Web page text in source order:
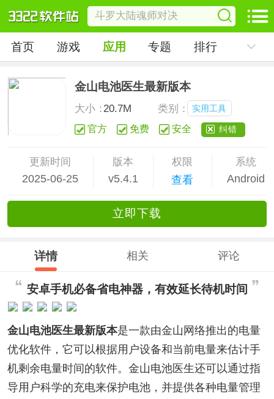
首页 游戏 应用 专题 排行
金山电池医生最新版本
大小：20.7M 类别： 实用工具
官方 免费 安全 纠错
更新时间
2025-06-25
版本
v5.4.1
权限
查看
系统
Android
立即下载
详情 相关 评论
安卓手机必备省电神器，有效延长待机时间
金山电池医生最新版本是一款由金山网络推出的电量
优化软件，它可以根据用户设备和当前电量来估计手
机剩余电量时间的软件。金山电池医生还可以通过指
导用户科学的充电来保护电池，并提供各种电量管理